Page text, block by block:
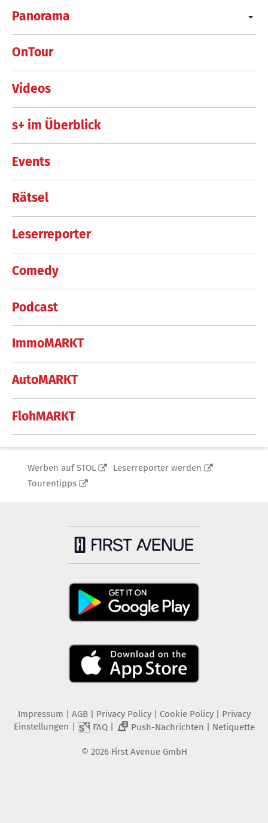
Panorama
OnTour
Videos
s+ im Überblick
Events
Rätsel
Leserreporter
Comedy
Podcast
ImmoMARKT
AutoMARKT
FlohMARKT
Werben auf STOL
Leserreporter werden
Tourentipps
Impressum AGB Privacy Policy| Cookie Policy| Privacy
Einstellungen
FAQ| 2 Push-Nachrichten Netiquette
© 2026 First Avenue GmbH